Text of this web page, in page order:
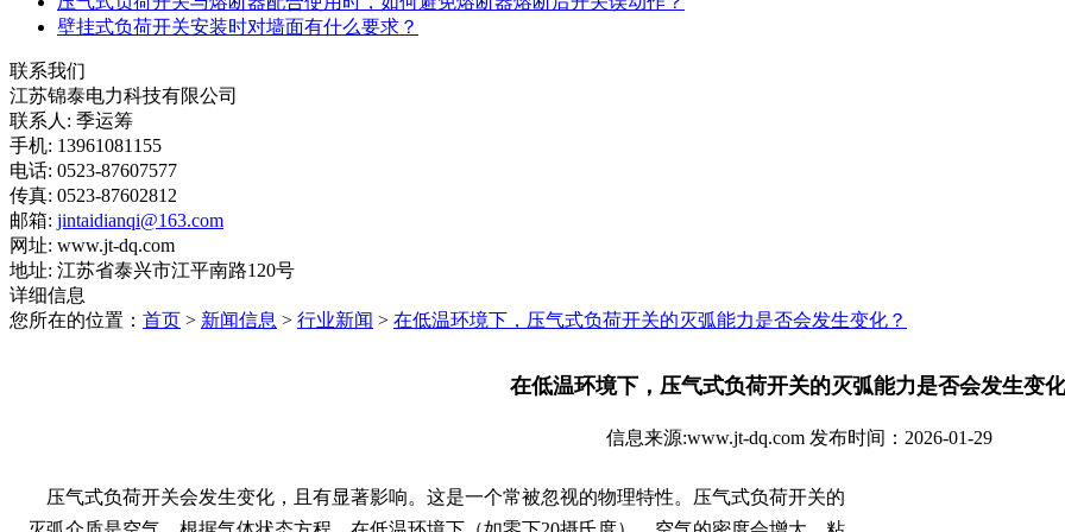
壁挂式负荷开关安装时对墙面有什么要求？
联系我们
江苏锦泰电力科技有限公司
联系人: 季运筹
手机: 13961081155
电话: 0523-87607577
传真: 0523-87602812
邮箱: jintaidianqi@163.com
网址: www.jt-dq.com
地址: 江苏省泰兴市江平南路120号
详细信息
您所在的位置： 首页 > 新闻信息 > 行业新闻 > 在低温环境下，压气式负荷开关的灭弧能力是否会发生变化？
在低温环境下，压气式负荷开关的灭弧能力是否会发生变
信息来源:www.jt-dq.com 发布时间：2026-01-29
压气式负荷开关会发生变化，且有显著影响。这是一个常被忽视的物理特性。压气式负荷开关的